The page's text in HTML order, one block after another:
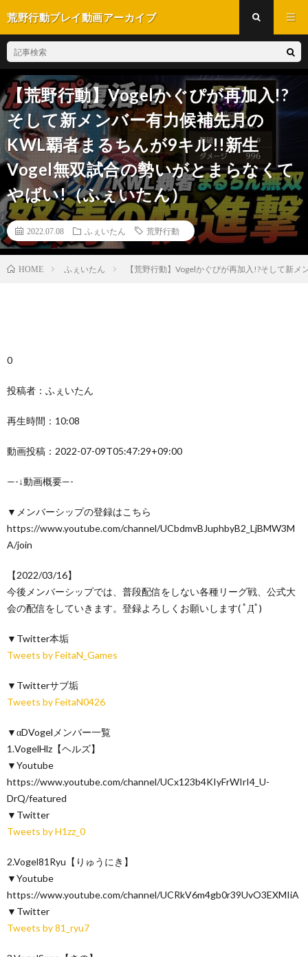
荒野行動プレイ動画アーカイブ
【荒野行動】Vogelかぐぴが再加入!?
そして新メンバー有力候補先月の
KWL覇者まるちんが9キル!!新生
Vogel無双試合の勢いがとまらなくて
やばい!（ふぇいたん）
2022.07.08 ふぇいたん 荒野行動
HOME ふぇいたん 【荒野行動】Vogelかぐぴが再加入!?そして新
0
投稿者：ふぇいたん
再生時間：10:08
動画投稿：2022-07-09T05:47:29+09:00
—-↓動画概要—-
▼メンバーシップの登録はこちら
https://www.youtube.com/channel/UCbdmvBJuphbyB2_LjBMW3M
A/join
【2022/03/16】
今後メンバーシップでは、普段配信をしない各種リーグ戦、公式大
会の配信をしていきます。登録よろしくお願いします( ﾟДﾟ)
▼Twitter本垢
Tweets by FeitaN_Games
▼Twitterサブ垢
Tweets by FeitaN0426
▼αDVogelメンバー一覧
1.VogelHlz【ヘルズ】
▼Youtube
https://www.youtube.com/channel/UCx123b4KIyFrWIrI4_U-
DrQ/featured
▼Twitter
Tweets by H1zz_0
2.Vogel81Ryu【りゅうにき】
▼Youtube
https://www.youtube.com/channel/UCRkV6m4gb0r39UvO3EXMIiA
▼Twitter
Tweets by 81_ryu7